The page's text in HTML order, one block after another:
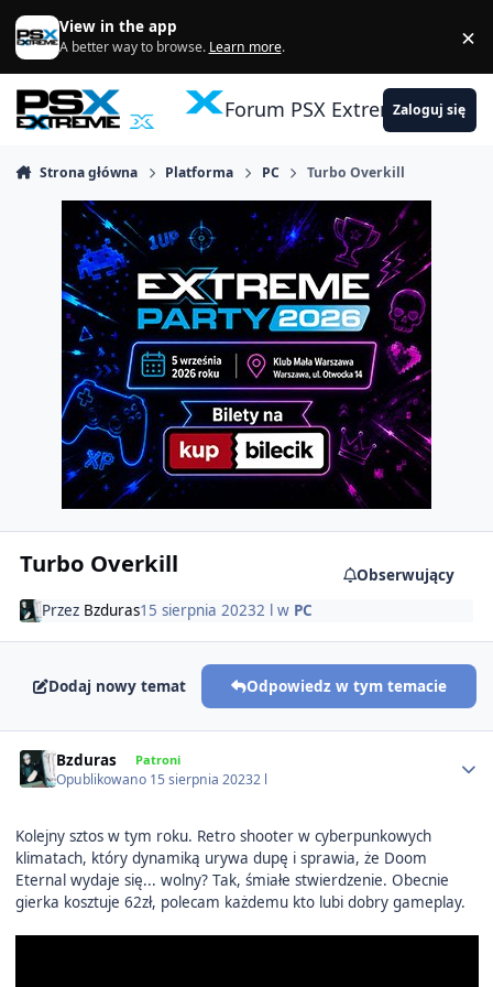
Skocz do zawartości
View in the app
A better way to browse. Learn more. ×
Forum PSX ExtremeZaloguj się
Strona główna Platforma PC Turbo Overkill
Turbo Overkill
Obserwujący
Przez Bzduras15 sierpnia 20232 l w PC
Dodaj nowy temat Odpowiedz w tym temacie
Bzduras Patroni
Opublikowano 15 sierpnia 20232 l
Kolejny sztos w tym roku. Retro shooter w cyberpunkowych
klimatach, który dynamiką urywa dupę i sprawia, że Doom
Eternal wydaje się... wolny? Tak, śmiałe stwierdzenie. Obecnie
gierka kosztuje 62zł, polecam każdemu kto lubi dobry gameplay.